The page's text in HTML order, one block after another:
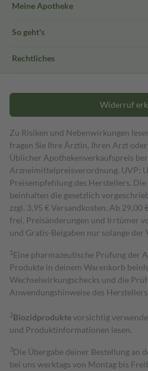
Meine Apotheke
So geht's
Rechtliches
Widerruf
Zu Risiken und Nebenwirkungen
fragen Sie Ihre Ärztin, Ihren Arzt
Üblicher Apothekenverkaufspreis
Arzneimittelpreisverordnung. UVP:
Preisempfehlung des Herstellers. Die
beinhalten die gesetzlich
zzgl. 3,95 € Versandkosten. Ab
frei. Preisänderungen und Irrtümer
und Gratis-Beigaben nur solange
1 Eine pharmazeutische Prüfung der
Produkte in deinem Warenkorb
Wechselwirkungschecks und die
Anwendungshinweise des Herstellers.
2Biozidproduktevorsichtig
und Produktinformationen lesen.
3Die Übergabe deiner Bestellung an
bei uns werktags von Montag bis